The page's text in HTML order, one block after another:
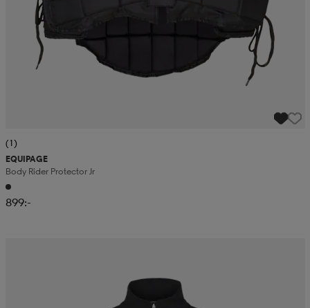
(1)
EQUIPAGE
Body Rider Protector Jr
899:-